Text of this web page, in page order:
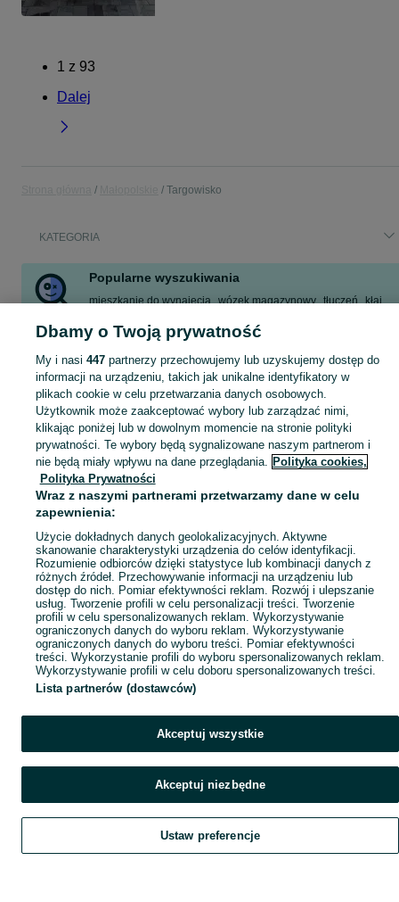
1 z 93
Dalej
Targowisko
KATEGORIA
Popularne wyszukiwania
mieszkanie do wynajęcia wózek magazynowy tłuczeń kłaj
Skorzystaj z największego serwisu ogłoszeniowego - Targowisko i okolice! Kupuj to, czego pragniesz i sprzedawaj to, czego już nie potrzebujesz!
Mapa kategorii
Mapa miejscowości
Mapa ministron
Popularne wyszukiwania
Szukaj Obserwujesz Dodaj Czat Konto
Dbamy o Twoją prywatność
My i nasi 447partnerzy przechowujemy lub uzyskujemy dostęp do
informacji na urządzeniu, takich jak unikalne identyfikatory w
plikach cookie w celu przetwarzania danych osobowych.
Użytkownik może zaakceptować wybory lub zarządzać nimi,
klikając poniżej lub w dowolnym momencie na stronie polityki
prywatności. Te wybory będą sygnalizowane naszym partnerom i
nie będą miały wpływu na dane przeglądania. Polityka cookies,
Polityka Prywatności
Wraz z naszymi partnerami przetwarzamy dane w celu
zapewnienia:
Użycie dokładnych danych geolokalizacyjnych. Aktywne
skanowanie charakterystyki urządzenia do celów identyfikacji.
Rozumienie odbiorców dzięki statystyce lub kombinacji danych z
różnych źródeł. Przechowywanie informacji na urządzeniu lub
dostęp do nich. Pomiar efektywności reklam. Rozwój i ulepszanie
usług. Tworzenie profili w celu personalizacji treści. Tworzenie
profili w celu spersonalizowanych reklam. Wykorzystywanie
ograniczonych danych do wyboru reklam. Wykorzystywanie
ograniczonych danych do wyboru treści. Pomiar efektywności
treści. Wykorzystanie profili do wyboru spersonalizowanych reklam.
Wykorzystywanie profili w celu doboru spersonalizowanych treści.
Lista partnerów (dostawców)
Akceptuj wszystkie
Akceptuj niezbędne
Ustaw preferencje